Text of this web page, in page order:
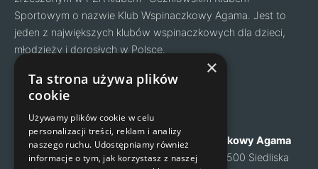
Sportowym o nazwie Klub Wspinaczkowy Agama. Jest to
jeden z największych klubów wspinaczkowych dla dzieci,
młodzieży i dorosłych w Polsce.
Facebook
Instagram
O nas
Cennik
Klub Wspinaczkowy Agama
ul. Mysia 6, 05-500 Siedliska
×
Ta strona używa plików
cookie
Używamy plików cookie w celu
personalizacji treści, reklam i analizy
naszego ruchu. Udostępniamy również
informacje o tym, jak korzystasz z naszej